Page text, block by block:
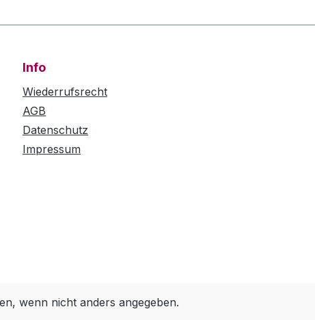
Info
Wiederrufsrecht
AGB
Datenschutz
Impressum
wenn nicht anders angegeben.